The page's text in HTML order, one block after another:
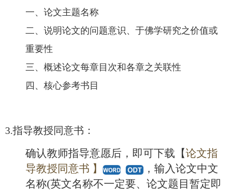
一、论文主题名称
二、说明论文的问题意识、于佛学研究之价值或
重要性
三、概述论文每章目次和各章之关联性
四、核心参考书目
3.指导教授同意书：
确认教师指导意愿后，即可下载【论文指
导教授同意书 】
， 输入论文中文
名称(英文名称不一定要、论文题目暂定即